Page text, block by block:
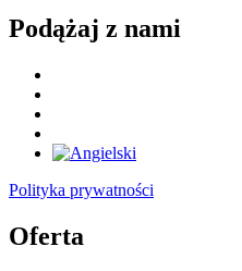
Podążaj z nami
Polityka prywatności
Oferta